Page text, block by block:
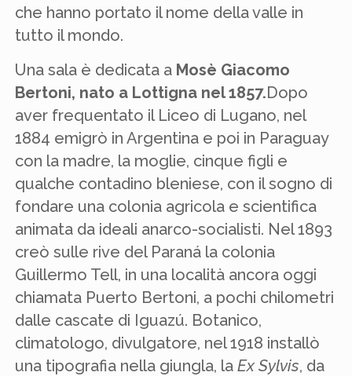
che hanno portato il nome della valle in
tutto il mondo.
Una sala è dedicata a Mosè Giacomo
Bertoni, nato a Lottigna nel 1857.Dopo
aver frequentato il Liceo di Lugano, nel
1884 emigrò in Argentina e poi in Paraguay
con la madre, la moglie, cinque figli e
qualche contadino bleniese, con il sogno di
fondare una colonia agricola e scientifica
animata da ideali anarco-socialisti. Nel 1893
creò sulle rive del Paraná la colonia
Guillermo Tell, in una località ancora oggi
chiamata Puerto Bertoni, a pochi chilometri
dalle cascate di Iguazú. Botanico,
climatologo, divulgatore, nel 1918 installò
una tipografia nella giungla, laEx Sylvis, da